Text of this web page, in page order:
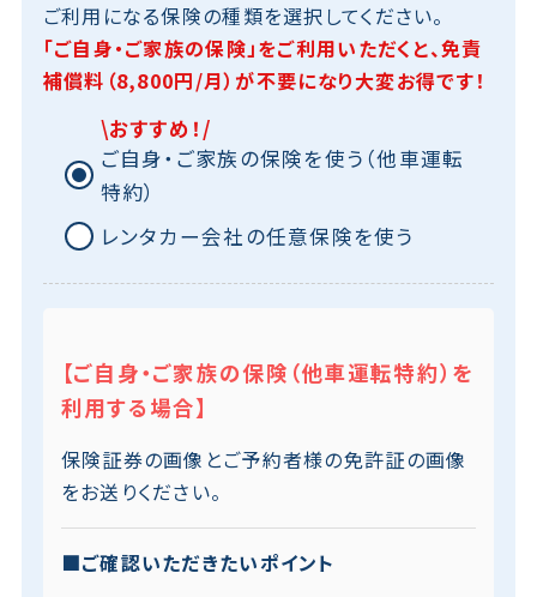
ご利用になる保険の種類を選択してください。
「ご自身・ご家族の保険」をご利用いただくと、免責
補償料（8,800円/月）が不要になり大変お得です！
\おすすめ！/
ご自身・ご家族の保険を使う（他車運転
特約）
レンタカー会社の任意保険を使う
【ご自身・ご家族の保険（他車運転特約）を
利用する場合】
保険証券の画像とご予約者様の免許証の画像
をお送りください。
■ご確認いただきたいポイント